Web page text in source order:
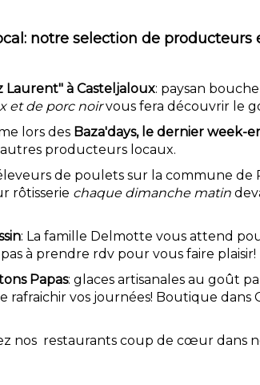
notre selection de producteurs
Laurent" à Casteljaloux: paysan
et de porc noirvous fera découvrir le
lors des Baza'days, le dernier week-
producteurs locaux.
de poulets sur la commune de
rôtisserie chaque dimanche matin
: La famille Delmotte vous attend
pas à prendre rdv pour vous faire plaisir!
Papas: glaces artisanales au goût
rafraichir vos journées! Boutique dans
nos restaurants coup de cœur dans